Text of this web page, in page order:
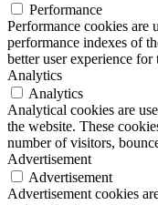
Performance
Performance cookies are
performance indexes of
better user experience for
Analytics
Analytics
Analytical cookies are
the website. These
number of visitors,
Advertisement
Advertisement
Advertisement cookies